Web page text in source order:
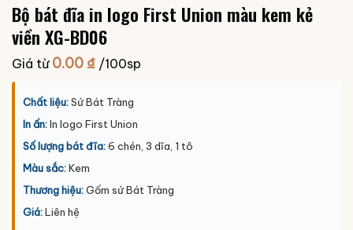
Bộ bát đĩa in logo First Union màu kem kẻ
viền XG-BD06
Giá từ 0.00₫ /100sp
Chất liệu:Sứ Bát Tràng
In ấn:In logo First Union
Số lượng bát đĩa:6 chén, 3 dĩa, 1 tô
Màu sắc:Kem
Thương hiệu:Gốm sứ Bát Tràng
Giá:Liên hệ